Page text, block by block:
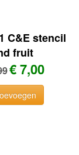
C&E stencil
fruit
€ 7,00